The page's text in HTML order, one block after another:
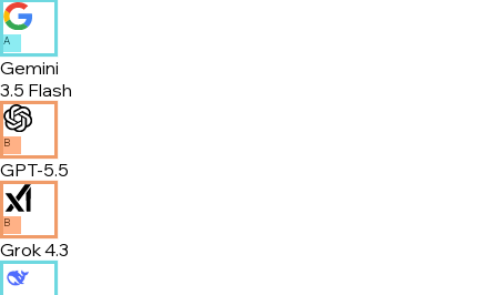
A
Gemini
3.5 Flash
B
GPT-5.5
B
Grok 4.3